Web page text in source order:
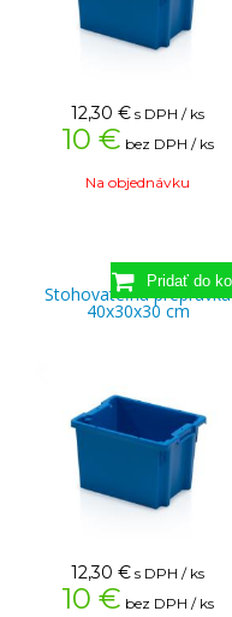
12,30 € s DPH / ks
10 € bez DPH / ks
Na objednávku
Stohovateľná prepravka
40x30x30 cm
12,30 € s DPH / ks
10 € bez DPH / ks